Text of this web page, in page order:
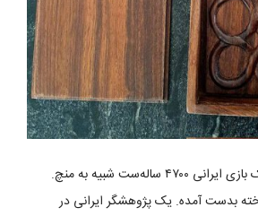
صفحه‌ای که می‌بینید یک بازی ایرانی ۴۷۰۰ ساله‌ست شبیه به منچ.
بدست آمده. یک پژوهشگر ایرانی در